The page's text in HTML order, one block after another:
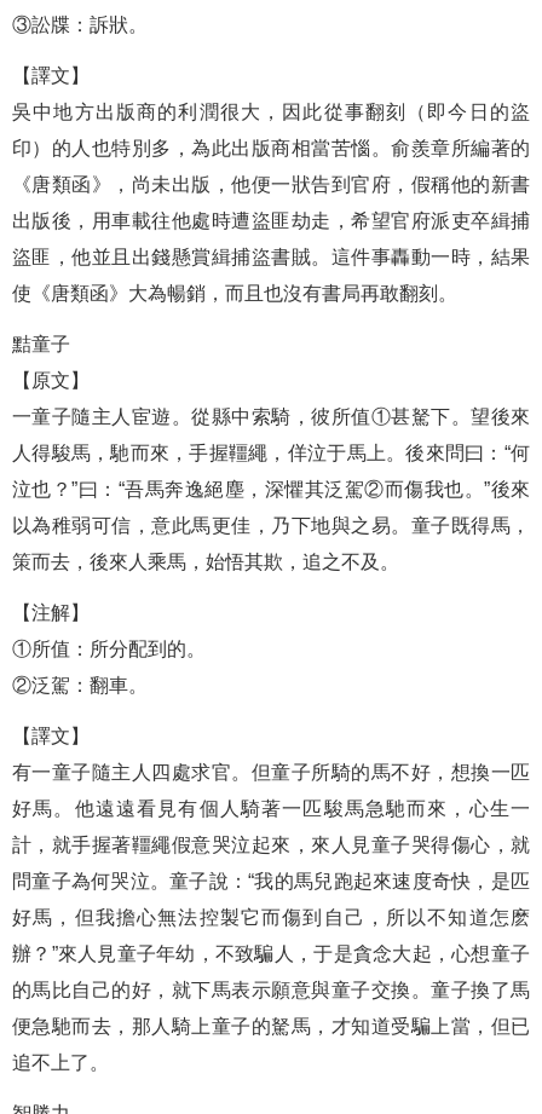
③訟牒：訴狀。
【譯文】
吳中地方出版商的利潤很大，因此從事翻刻（即今日的盜
印）的人也特別多，為此出版商相當苦惱。俞羨章所編著的
《唐類函》，尚未出版，他便一狀告到官府，假稱他的新書
出版後，用車載往他處時遭盜匪劫走，希望官府派吏卒緝捕
盜匪，他並且出錢懸賞緝捕盜書賊。這件事轟動一時，結果
使《唐類函》大為暢銷，而且也沒有書局再敢翻刻。
黠童子
【原文】
一童子隨主人宦遊。從縣中索騎，彼所值①甚駑下。望後來
人得駿馬，馳而來，手握韁繩，佯泣于馬上。後來問曰：“何
泣也？”曰：“吾馬奔逸絕塵，深懼其泛駕②而傷我也。”後來
以為稚弱可信，意此馬更佳，乃下地與之易。童子既得馬，
策而去，後來人乘馬，始悟其欺，追之不及。
【注解】
①所值：所分配到的。
②泛駕：翻車。
【譯文】
有一童子隨主人四處求官。但童子所騎的馬不好，想換一匹
好馬。他遠遠看見有個人騎著一匹駿馬急馳而來，心生一
計，就手握著韁繩假意哭泣起來，來人見童子哭得傷心，就
問童子為何哭泣。童子說：“我的馬兒跑起來速度奇快，是匹
好馬，但我擔心無法控製它而傷到自己，所以不知道怎麽
辦？”來人見童子年幼，不致騙人，于是貪念大起，心想童子
的馬比自己的好，就下馬表示願意與童子交換。童子換了馬
便急馳而去，那人騎上童子的駑馬，才知道受騙上當，但已
追不上了。